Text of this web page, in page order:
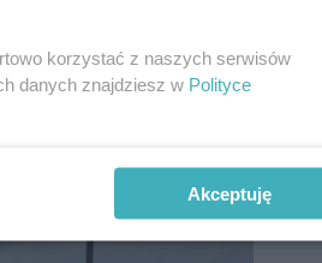
19
korzystać z naszych serwisów
danych znajdziesz w Polityce
Akceptuję